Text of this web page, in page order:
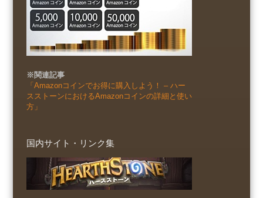
※関連記事
「Amazonコインでお得に購入しよう！ – ハー
スストーンにおけるAmazonコインの詳細と使い
方」
国内サイト・リンク集